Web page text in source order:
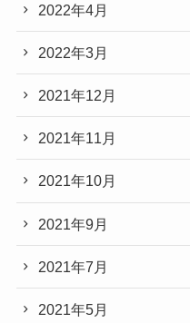
2022年4月
2022年3月
2021年12月
2021年11月
2021年10月
2021年9月
2021年7月
2021年5月